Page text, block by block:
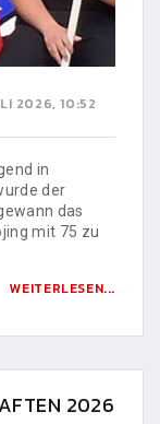
2026, 10:52
in
der
das
mit 75 zu
WEITERLESEN...
2026